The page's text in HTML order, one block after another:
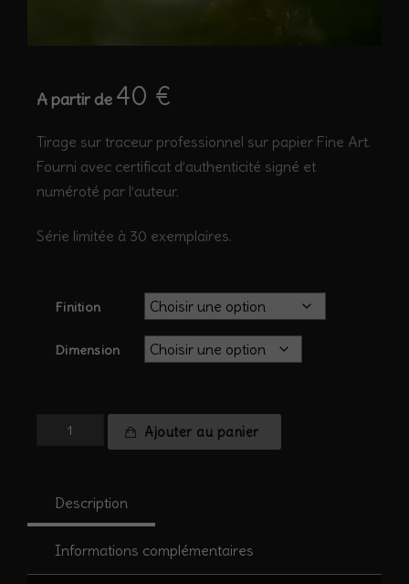
A partir de 40 €
Tirage sur traceur professionnel sur papier Fine Art.
Fourni avec certificat d’authenticité signé et
numéroté par l’auteur.
Série limitée à 30 exemplaires.
Finition
Dimension
quantité
Ajouter au panier
Description
Informations complémentaires